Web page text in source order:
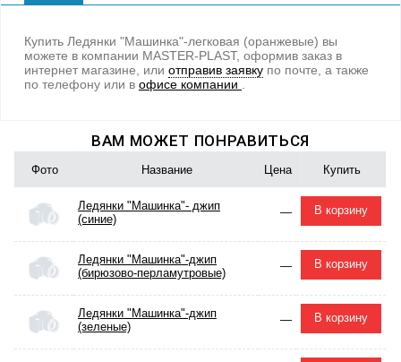
Купить Ледянки "Машинка"-легковая (оранжевые) вы
можете в компании MASTER-PLAST, оформив заказ в
интернет магазине, или отправив заявку по почте, а также
по телефону или в офисе компании
ВАМ МОЖЕТ ПОНРАВИТЬСЯ
Фото Название Цена Купить
Ледянки "Машинка"- джип
(синие)
— В корзину
Ледянки "Машинка"-джип
(бирюзово-перламутровые)
— В корзину
Ледянки "Машинка"-джип
(зеленые)
— В корзину